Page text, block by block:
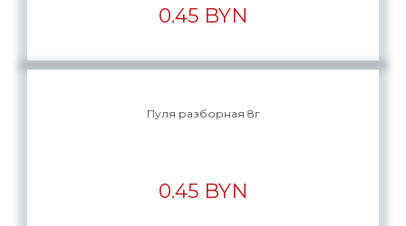
0.45 BYN
Пуля разборная 8г
0.45 BYN